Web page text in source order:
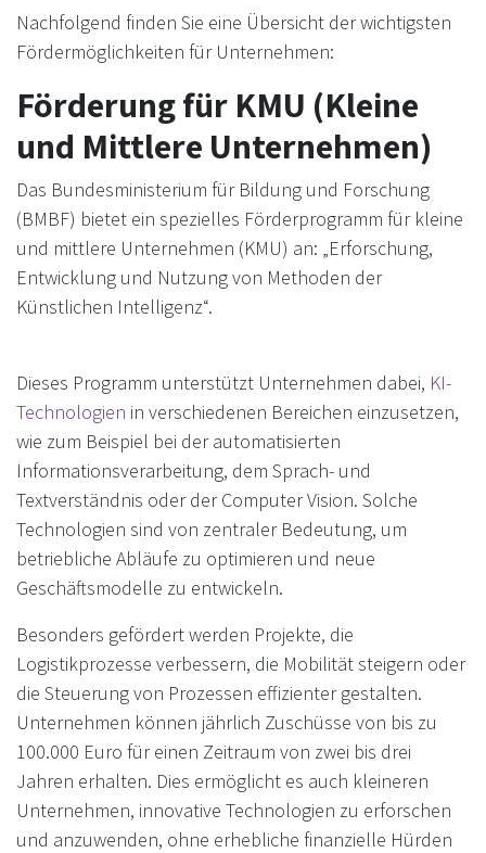
Nachfolgend finden Sie eine Übersicht der wichtigsten
Fördermöglichkeiten für Unternehmen:
Förderung für KMU (Kleine
und Mittlere Unternehmen)
Das Bundesministerium für Bildung und Forschung
(BMBF) bietet ein spezielles Förderprogramm für kleine
und mittlere Unternehmen (KMU) an: „Erforschung,
Entwicklung und Nutzung von Methoden der
Künstlichen Intelligenz“.
Dieses Programm unterstützt Unternehmen dabei, KI-
Technologien in verschiedenen Bereichen einzusetzen,
wie zum Beispiel bei der automatisierten
Informationsverarbeitung, dem Sprach- und
Textverständnis oder der Computer Vision. Solche
Technologien sind von zentraler Bedeutung, um
betriebliche Abläufe zu optimieren und neue
Geschäftsmodelle zu entwickeln.
Besonders gefördert werden Projekte, die
Logistikprozesse verbessern, die Mobilität steigern oder
die Steuerung von Prozessen effizienter gestalten.
Unternehmen können jährlich Zuschüsse von bis zu
100.000 Euro für einen Zeitraum von zwei bis drei
Jahren erhalten. Dies ermöglicht es auch kleineren
Unternehmen, innovative Technologien zu erforschen
und anzuwenden, ohne erhebliche finanzielle Hürden